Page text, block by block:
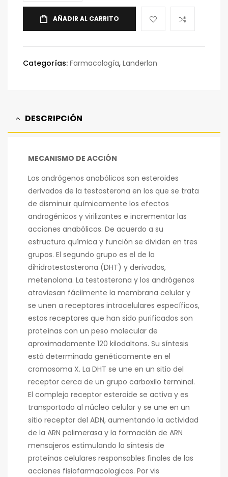
AÑADIR AL CARRITO
Categorías: Farmacología, Landerlan
DESCRIPCIÓN
MECANISMO DE ACCIÓN
Los andrógenos anabólicos son esteroides
derivados de la testosterona en los que se trata
de disminuir químicamente los efectos
androgénicos y virilizantes e incrementar las
acciones anabólicas. De acuerdo a su
estructura química y función se dividen en tres
grupos. El segundo grupo es el de la
dihidrotestosterona (DHT) y derivados,
metenolona. La testosterona y los andrógenos
atraviesan fácilmente la membrana celular y
se unen a receptores intracelulares específicos,
estos receptores que han sido purificados son
proteínas con un peso molecular de
aproximadamente 120 kilodaltons. Su síntesis
está determinada genéticamente en el
cromosoma X. La DHT se une en un sitio del
receptor cerca de un grupo carboxilo terminal.
El complejo receptor esteroide se activa y es
transportado al núcleo celular y se une en un
sitio receptor del ADN, aumentando la actividad
de la ARN polimerasa y la formación de ARN
mensajeros estimulando la síntesis de
proteínas celulares responsables finales de las
acciones fisiofarmacologicas. Por vis